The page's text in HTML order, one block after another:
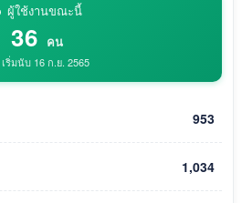
ผู้ใช้งานขณะนี้
36 คน
เริ่มนับ 16 ก.ย. 2565
953
1,034